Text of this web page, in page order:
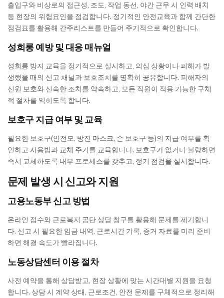
출입구와 비상로의 접근성, 조도, 작업 동선, 야간 근무 시 인력 배치
등 현장의 위험요인을 점검합니다. 정기적인 안전교육과 함께 간단한
점검표를 활용해 간주리스트를 만들어 주기적으로 확인합니다.
성희롱 예방 및 대응 매뉴얼
성희롱 방지 교육을 정기적으로 실시하고, 의심 상황이나 피해가 발
생했을 때의 신고 채널과 보호조치를 명확히 공유합니다. 피해자의
신원 보호와 신속한 조치를 약속하고, 모든 직원이 적용 가능한 구체
적 절차를 익히도록 합니다.
보호구 지급 여부 및 교육
필요한 보호구(안전모, 방진 마스크, 손 보호구 등)의 지급 여부를 확
인하고 사용법과 교체 주기를 교육합니다. 보호구가 없거나 불량하면
즉시 교체하도록 내부 프로세스를 갖추고, 정기 점검을 실시합니다.
문제 발생 시 신고와 지원
고용노동부 신고 방법
온라인 접수와 근로복지 공단 상담 창구를 활용해 문제를 제기합니
다. 신고 시 필요한 임금 내역, 근로시간 기록, 증거 자료를 미리 준비
하면 해결 속도가 빨라집니다.
노동상담센터 이용 절차
사전 예약을 통해 상담받고, 현장 상황에 맞는 시간대별 지원을 요청
합니다. 상담 시 계약 상태, 근로조건, 안전 문제를 구체적으로 정리해